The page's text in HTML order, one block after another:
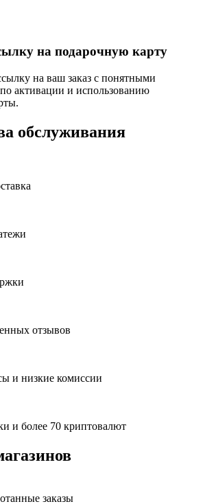
на подарочную карту
на ваш заказ с понятными
активации и использованию
обслуживания
отзывов
и низкие комиссии
и более 70 криптовалют
заказы